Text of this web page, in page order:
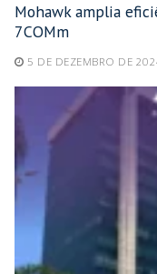
Mohawk amplia
7COMm
5 DE DEZEMBRO DE